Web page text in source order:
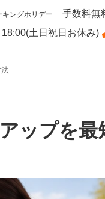
ングホリデー
手数料無
土日祝日お休み)
ップを最